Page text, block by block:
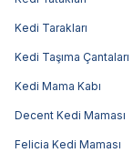
Kedi Tarakları
Kedi Taşıma Çantaları
Kedi Mama Kabı
Decent Kedi Maması
Felicia Kedi Maması